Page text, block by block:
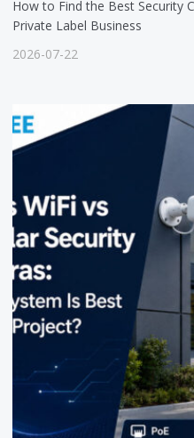
PoE vs WiFi vs 4G Solar
for Your Project?
2026-07-21